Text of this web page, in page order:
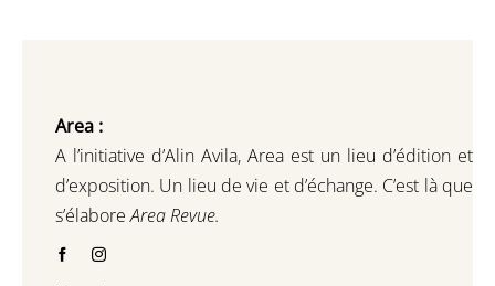
Area :
A l’initiative d’Alin Avila, Area est un lieu d’édition et
d’exposition. Un lieu de vie et d’échange. C’est là que
s’élaboreArea Revue.